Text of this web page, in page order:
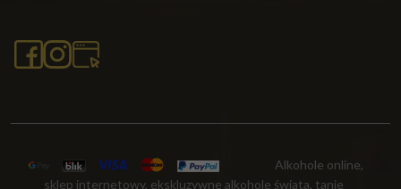
Alkohole online,
sklep internetowy, ekskluzywne alkohole świata, tanie